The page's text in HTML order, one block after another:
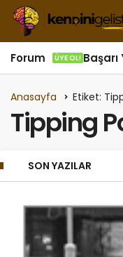
Forum ÜYE OL! Başarı
Anasayfa Etiket:
Tipping
SON YAZILAR